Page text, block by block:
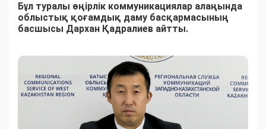
Бұл туралы өңірлік коммуникациялар алаңында
облыстық қоғамдық даму басқармасының
басшысы Дархан Қадралиев айтты.